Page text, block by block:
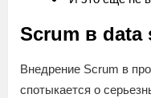
Scrum в data
Внедрение Scrum в
спотыкается о